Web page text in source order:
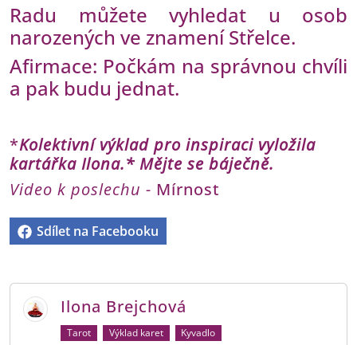
Radu můžete vyhledat u osob
narozených ve znamení Střelce.
Afirmace: Počkám na správnou chvíli
a pak budu jednat.
*Kolektivní výklad pro inspiraci vyložila
kartářka Ilona.* Mějte se báječně.
Video k poslechu - Mírnost
Sdílet na Facebooku
Ilona Brejchová
Tarot Výklad karet Kyvadlo